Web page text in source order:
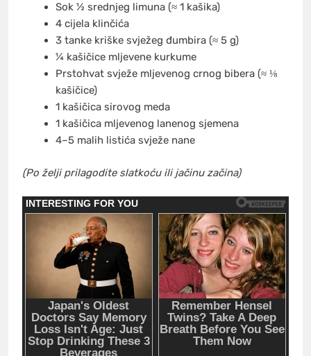
Sok ½ srednjeg limuna (≈ 1 kašika)
4 cijela klinčića
3 tanke kriške svježeg đumbira (≈ 5 g)
¼ kašičice mljevene kurkume
Prstohvat svježe mljevenog crnog bibera (≈ ⅛
kašičice)
1 kašičica sirovog meda
1 kašičica mljevenog lanenog sjemena
4–5 malih listića svježe nane
(Po želji prilagodite slatkoću ili jačinu začina)